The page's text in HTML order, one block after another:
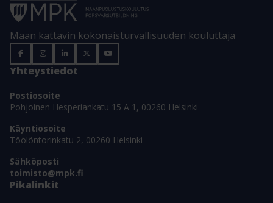
Maan kattavin kokonaisturvallisuuden kouluttaja
Yhteystiedot
Postiosoite
Pohjoinen Hesperiankatu 15 A 1, 00260 Helsinki
Käyntiosoite
Töölöntorinkatu 2, 00260 Helsinki
Sähköposti
toimisto@mpk.fi
Pikalinkit